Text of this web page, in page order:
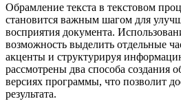
Обрамление текста в текстовом
становится важным шагом для
восприятия документа.
возможность выделить отдельные
акценты и структурируя
рассмотрены два способа создания
версиях программы, что позволит
результата.